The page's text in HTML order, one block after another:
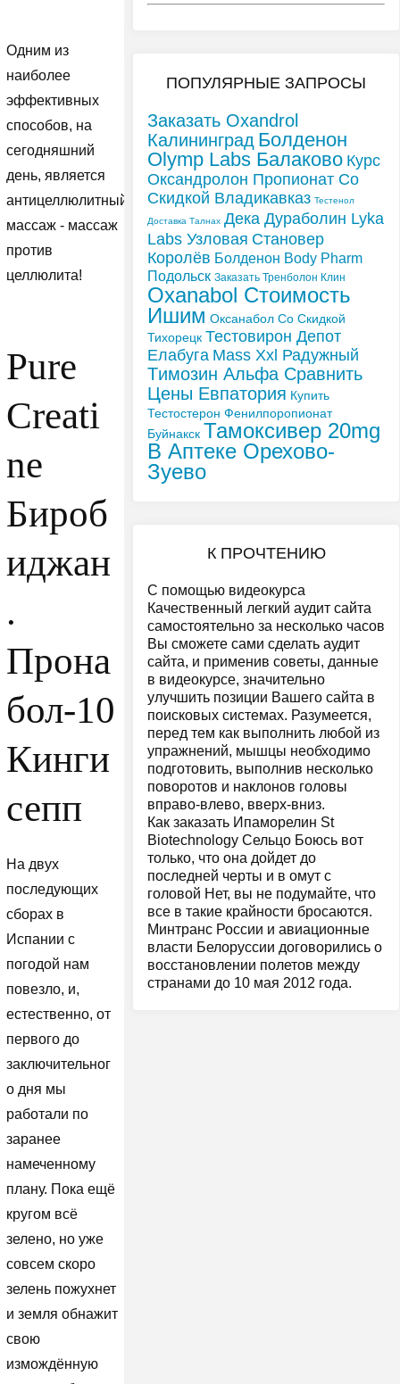
Одним из
наиболее
эффективных
способов, на
сегодняшний
день, является
антицеллюлитный
массаж - массаж
против
целлюлита!
Pure
Creati
ne
Бироб
иджан
.
Прона
бол-10
Кинги
сепп
На двух
последующих
сборах в
Испании с
погодой нам
повезло, и,
естественно, от
первого до
заключительног
о дня мы
работали по
заранее
намеченному
плану. Пока ещё
кругом всё
зелено, но уже
совсем скоро
зелень пожухнет
и земля обнажит
свою
измождённую
ПОПУЛЯРНЫЕ ЗАПРОСЫ
Заказать Oxandrol
Калининград Болденон
Olymp Labs Балаково Курс
Оксандролон Пропионат Со
Скидкой Владикавказ Тестенол
Доставка Талнах Дека Дураболин Lyka
Labs Узловая Становер
Королёв Болденон Body Pharm
Подольск Заказать Тренболон Клин
Oxanabol Стоимость
Ишим Оксанабол Со Скидкой
Тихорецк Тестовирон Депот
Елабуга Mass Xxl Радужный
Tимозин Альфа Сравнить
Цены Евпатория Купить
Тестостерон Фенилпоропионат
Буйнакск Тамоксивер 20mg
В Аптеке Орехово-
Зуево
К ПРОЧТЕНИЮ
С помощью видеокурса
Качественный легкий аудит сайта
самостоятельно за несколько часов
Вы сможете сами сделать аудит
сайта, и применив советы, данные
в видеокурсе, значительно
улучшить позиции Вашего сайта в
поисковых системах. Разумеется,
перед тем как выполнить любой из
упражнений, мышцы необходимо
подготовить, выполнив несколько
поворотов и наклонов головы
вправо-влево, вверх-вниз.
Как заказать Ипаморелин St
Biotechnology Сельцо Боюсь вот
только, что она дойдет до
последней черты и в омут с
головой Нет, вы не подумайте, что
все в такие крайности бросаются.
Минтранс России и авиационные
власти Белоруссии договорились о
восстановлении полетов между
странами до 10 мая 2012 года.